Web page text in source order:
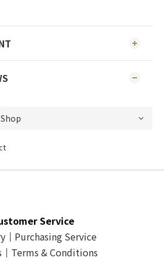
Service
｜ Purchasing Service
｜ Terms & Conditions